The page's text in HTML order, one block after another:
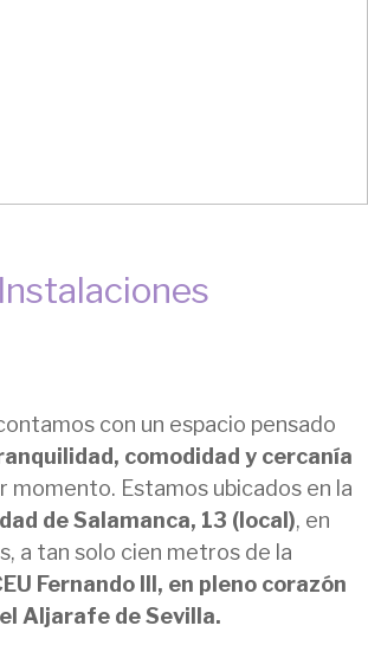
Instalaciones
con un espacio pensado
comodidad y cercanía
momento. Estamos ubicados en la
de Salamanca, 13 (local), en
a tan solo cien metros de la
Fernando III, en pleno corazón
Aljarafe de Sevilla.